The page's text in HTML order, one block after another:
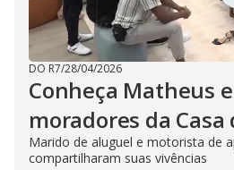
DO R7/28/04/2026
Conheça Matheus
moradores da Casa
Marido de aluguel e motorista de
compartilharam suas vivências